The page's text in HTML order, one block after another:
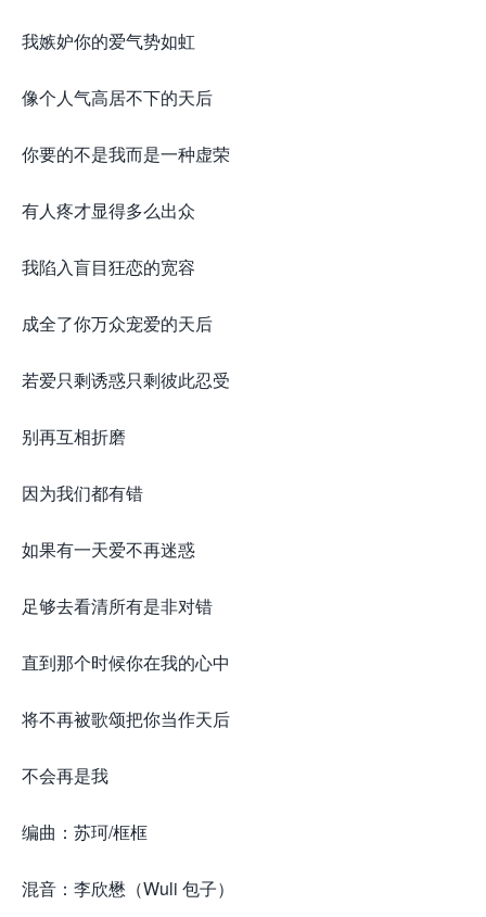
我嫉妒你的爱气势如虹
像个人气高居不下的天后
你要的不是我而是一种虚荣
有人疼才显得多么出众
我陷入盲目狂恋的宽容
成全了你万众宠爱的天后
若爱只剩诱惑只剩彼此忍受
别再互相折磨
因为我们都有错
如果有一天爱不再迷惑
足够去看清所有是非对错
直到那个时候你在我的心中
将不再被歌颂把你当作天后
不会再是我
编曲：苏珂/框框
混音：李欣懋（Wuli 包子）